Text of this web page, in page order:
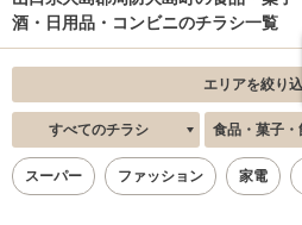
酒・日用品・コンビニのチラシ一覧
エリアを絞り込
すべてのチラシ 食品・菓子・飲料・酒
スーパー ファッション 家電